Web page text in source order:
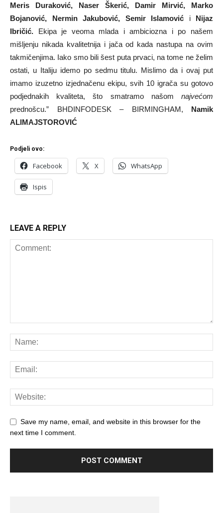
Meris Duraković, Naser Škerić, Damir Mirvić, Marko
Bojanović, Nermin Jakubović, Semir Islamović iNijaz
Ibričić. Ekipa je veoma mlada i ambiciozna i po našem
mišljenju nikada kvalitetnija i jača od kada nastupa na ovim
takmičenjima. Iako smo bili šest puta prvaci, na tome ne želim
ostati, u Italiju idemo po sedmu titulu. Mislimo da i ovaj put
imamo izuzetno izjednačenu ekipu, svih 10 igrača su gotovo
podjednakih kvaliteta, što smatramo našom najvećom
prednošcu.” BHDINFODESK – BIRMINGHAM, Namik
ALIMAJSTOROVIĆ
Podjeli ovo:
Facebook X WhatsApp
Ispis
LEAVE A REPLY
Save my name, email, and website in this browser for the
next time I comment.